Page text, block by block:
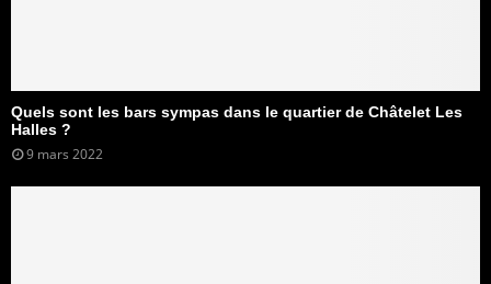
Quels sont les bars sympas dans le quartier de Châtelet Les
Halles ?
9 mars 2022